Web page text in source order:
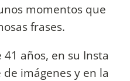
momentos que
frases.
41 años, en su Insta
imágenes y en la